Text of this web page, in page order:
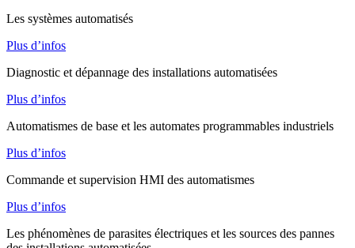
Les systèmes automatisés
Plus d’infos
Diagnostic et dépannage des installations automatisées
Plus d’infos
Automatismes de base et les automates programmables industriels
Plus d’infos
Commande et supervision HMI des automatismes
Plus d’infos
Les phénomènes de parasites électriques et les sources des pannes